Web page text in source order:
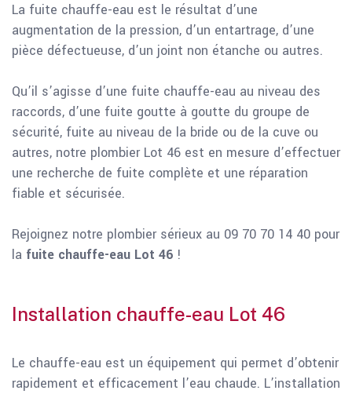
La fuite chauffe-eau est le résultat d’une
augmentation de la pression, d’un entartrage, d’une
pièce défectueuse, d’un joint non étanche ou autres.
Qu’il s’agisse d’une fuite chauffe-eau au niveau des
raccords, d’une fuite goutte à goutte du groupe de
sécurité, fuite au niveau de la bride ou de la cuve ou
autres, notre plombier Lot 46 est en mesure d’effectuer
une recherche de fuite complète et une réparation
fiable et sécurisée.
Rejoignez notre plombier sérieux au 09 70 70 14 40 pour
la fuite chauffe-eau Lot 46 !
Installation chauffe-eau Lot 46
Le chauffe-eau est un équipement qui permet d’obtenir
rapidement et efficacement l’eau chaude. L’installation